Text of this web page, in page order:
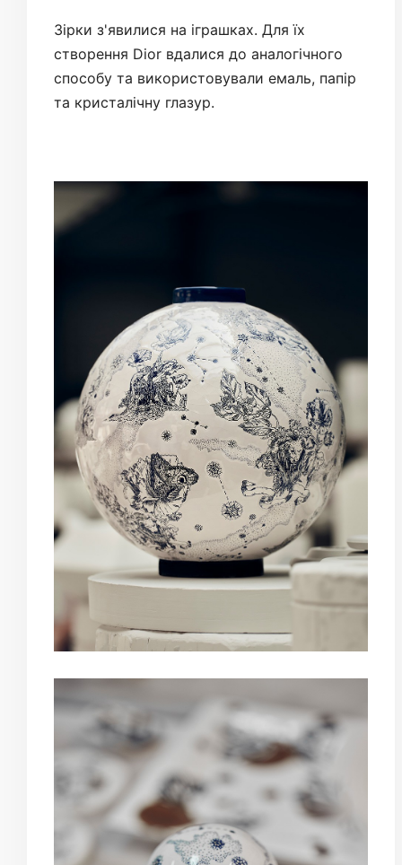
Зірки з'явилися на іграшках. Для їх
створення Dior вдалися до аналогічного
способу та використовували емаль, папір
та кристалічну глазур.